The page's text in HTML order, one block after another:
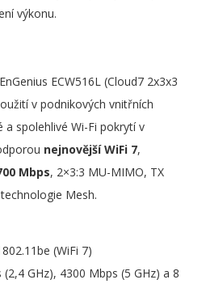
výkonu.
ECW516L (Cloud7 2x3x3
v podnikových vnitřních
spolehlivé Wi-Fi pokrytí v
nejnovější WiFi 7,
Mbps, 2×3:3 MU-MIMO, TX
Mesh.
(WiFi 7)
GHz), 4300 Mbps (5 GHz) a 8